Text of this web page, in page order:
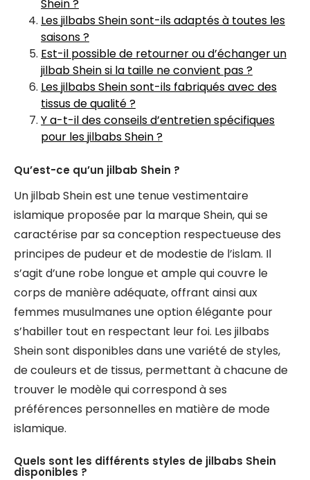
Shein ?
Les jilbabs Shein sont-ils adaptés à toutes les
saisons ?
Est-il possible de retourner ou d’échanger un
jilbab Shein si la taille ne convient pas ?
Les jilbabs Shein sont-ils fabriqués avec des
tissus de qualité ?
Y a-t-il des conseils d’entretien spécifiques
pour les jilbabs Shein ?
Qu’est-ce qu’un jilbab Shein ?
Un jilbab Shein est une tenue vestimentaire
islamique proposée par la marque Shein, qui se
caractérise par sa conception respectueuse des
principes de pudeur et de modestie de l’islam. Il
s’agit d’une robe longue et ample qui couvre le
corps de manière adéquate, offrant ainsi aux
femmes musulmanes une option élégante pour
s’habiller tout en respectant leur foi. Les jilbabs
Shein sont disponibles dans une variété de styles,
de couleurs et de tissus, permettant à chacune de
trouver le modèle qui correspond à ses
préférences personnelles en matière de mode
islamique.
Quels sont les différents styles de jilbabs Shein
disponibles ?